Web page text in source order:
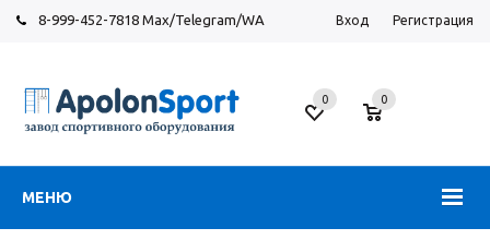
8-999-452-7818 Max/Telegram/WA Вход Регистрация
МЕНЮ
Новосибирск
ул.
0
0